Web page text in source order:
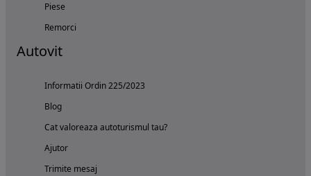
Piese
Remorci
Autovit
Informatii Ordin 225/2023
Blog
Cat valoreaza autoturismul tau?
Ajutor
Trimite mesaj